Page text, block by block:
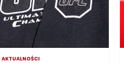
AKTUALNOŚCI